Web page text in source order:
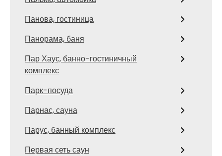
Панова, гостиница
Панорама, баня
Пар Хаус, банно-гостиничный
комплекс
Парк-посуда
Парнас, сауна
Парус, банный комплекс
Первая сеть саун